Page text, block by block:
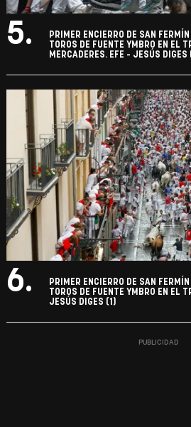
5.
PRIMER ENCIERRO DE SAN
TOROS DE FUENTE YMBRO EN EL
MERCADERES. EFE - JESÚS DIGES
6.
PRIMER ENCIERRO DE SAN
TOROS DE FUENTE YMBRO EN EL
JESÚS DIGES (1)